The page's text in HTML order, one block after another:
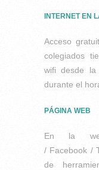
INTERNET EN
Acceso
colegiados
wifi desde la
durante el
PÁGINA WEB
En la
/ Facebook /
de